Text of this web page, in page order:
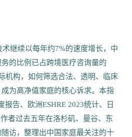
继续以每年约7%的速度增长，中
的比例已占跨境医疗咨询量的
机构，如何筛选合法、透明、临床
为高净值家庭的核心诉求。本指
报告、欧洲ESHRE 2023统计、日
者过去五年在洛杉矶、曼谷、东
访，整理出中国家庭最关注的十